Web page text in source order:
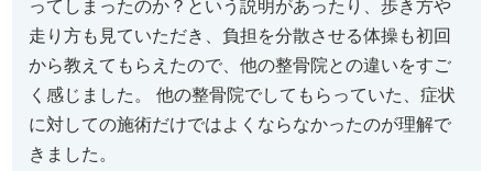
ってしまったのか？という説明があったり、 歩き方や
走り方も見ていただき、 負担を分散させる体操も初回
から教えてもらえたので、 他の整骨院との違いをすご
く感じました。 他の整骨院でしてもらっていた、 症状
に対しての施術だけではよくならなかったのが理解で
きました 。